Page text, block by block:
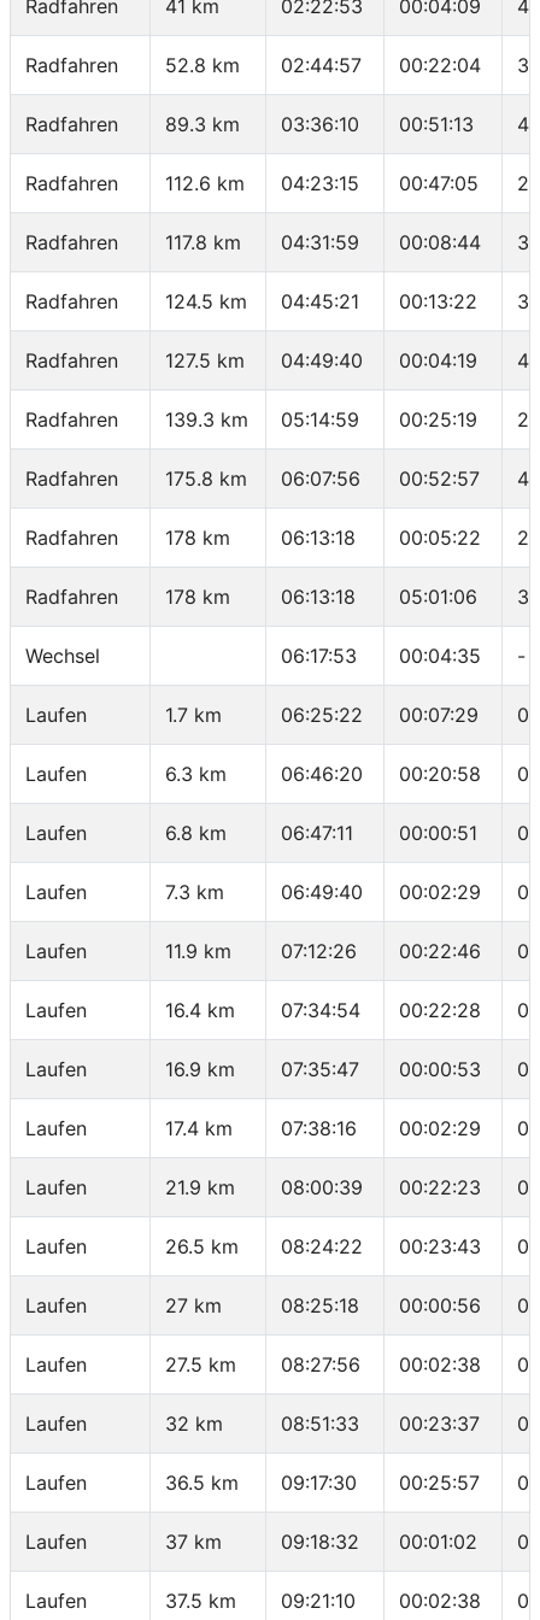
Radfahren 41 km 02:22:53 00:04:09
Radfahren 52.8 km 02:44:57 00:22:04
Radfahren 89.3 km 03:36:10 00:51:13
Radfahren 112.6 km 04:23:15 00:47:05
Radfahren 117.8 km 04:31:59 00:08:44
Radfahren 124.5 km 04:45:21 00:13:22
Radfahren 127.5 km 04:49:40 00:04:19
Radfahren 139.3 km 05:14:59 00:25:19
Radfahren 175.8 km 06:07:56 00:52:57
Radfahren 178 km 06:13:18 00:05:22
Radfahren 178 km 06:13:18 05:01:06
Wechsel 06:17:53 00:04:35 -
Laufen 1.7 km 06:25:22 00:07:29
Laufen 6.3 km 06:46:20 00:20:58
Laufen 6.8 km 06:47:11 00:00:51
Laufen 7.3 km 06:49:40 00:02:29
Laufen 11.9 km 07:12:26 00:22:46
Laufen 16.4 km 07:34:54 00:22:28
Laufen 16.9 km 07:35:47 00:00:53
Laufen 17.4 km 07:38:16 00:02:29
Laufen 21.9 km 08:00:39 00:22:23
Laufen 26.5 km 08:24:22 00:23:43
Laufen 27 km 08:25:18 00:00:56
Laufen 27.5 km 08:27:56 00:02:38
Laufen 32 km 08:51:33 00:23:37
Laufen 36.5 km 09:17:30 00:25:57
Laufen 37 km 09:18:32 00:01:02
Laufen 37.5 km 09:21:10 00:02:38